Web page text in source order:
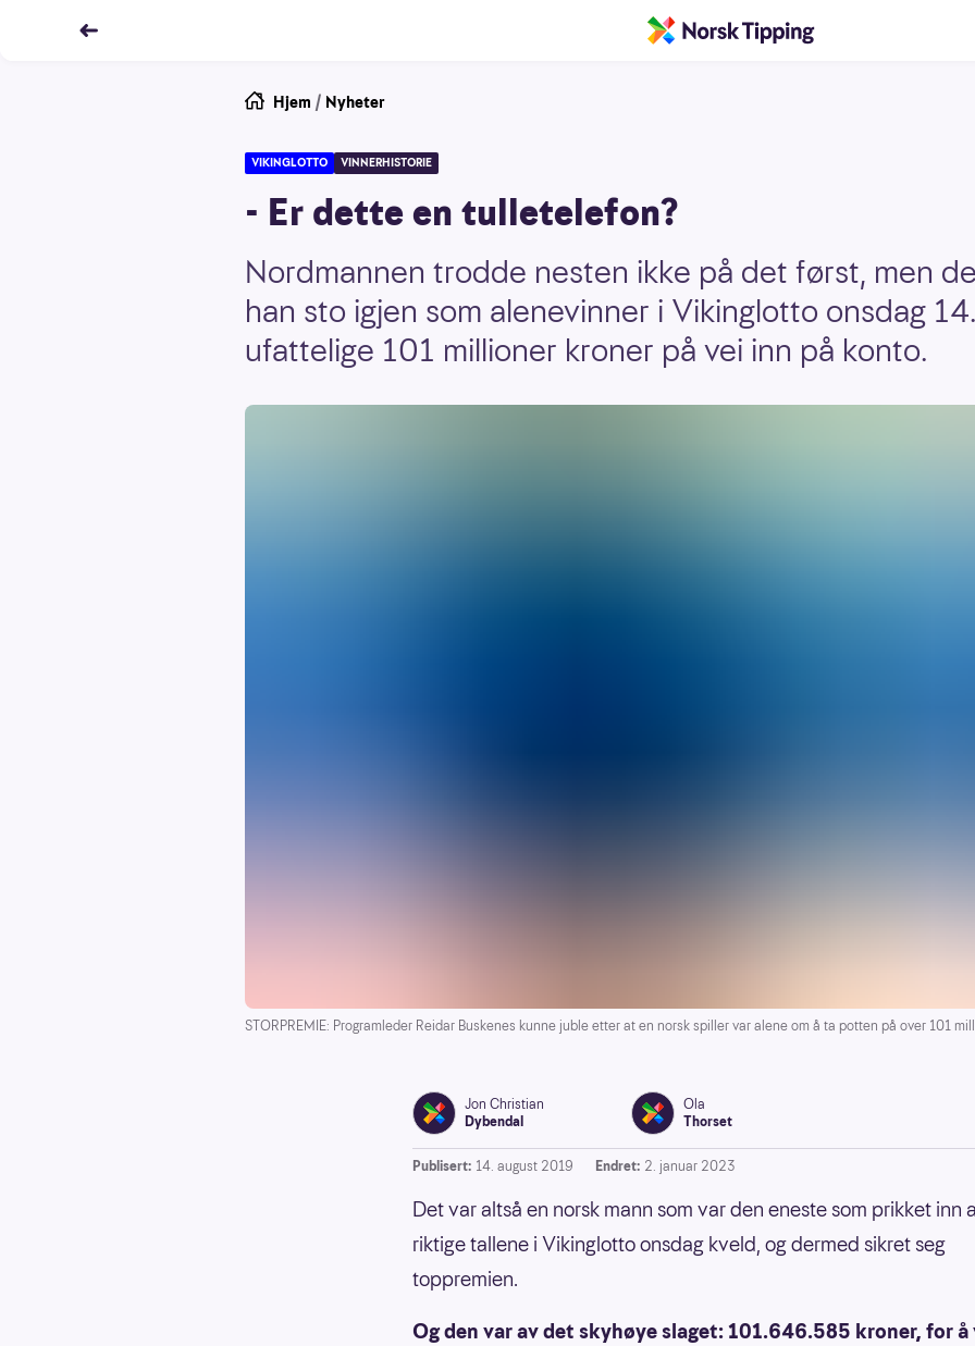
Hjem / Nyheter
VIKINGLOTTO VINNERHISTORIE
- Er dette en tulletelefon?
Nordmannen trodde nesten ikke på det først, men
han sto igjen som alenevinner i Vikinglotto onsdag
ufattelige 101 millioner kroner på vei inn på konto.
STORPREMIE: Programleder Reidar Buskenes kunne juble etter at en norsk spiller var alene om å ta potten på over 101
Jon Christian
Dybendal
Ola
Thorset
Publisert: 14. august 2019 Endret: 2. januar 2023
Det var altså en norsk mann som var den eneste som prikket inn
riktige tallene i Vikinglotto onsdag kveld, og dermed sikret seg
toppremien.
Og den var av det skyhøye slaget: 101.646.585 kroner, for